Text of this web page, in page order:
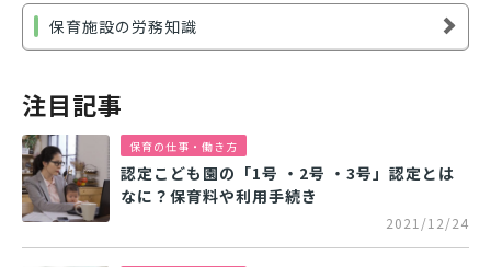
保育施設の労務知識
注目記事
保育の仕事・働き方
認定こども園の「1号 ・2号 ・3号」認定とは
なに？保育料や利用手続き
2021/12/24